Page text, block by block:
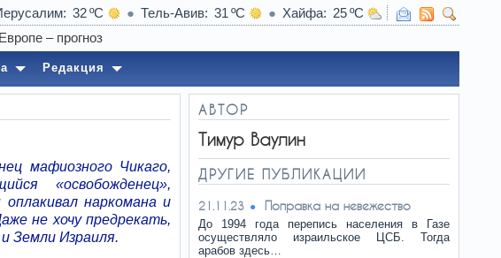
32 Тель-Авив 31 Хайфа
25
Редакция
мафиозного Чикаго,
«освобожденец»,
наркомана и
не хочу предрекать,
Земли Израиля.
АВТОР
Тимур Ваулин
ДРУГИЕ ПУБЛИКАЦИИ
21.11.23 Поправка на невежество
До 1994 года перепись населения в Газе
осуществляло израильское ЦСБ. Тогда
арабов здесь…